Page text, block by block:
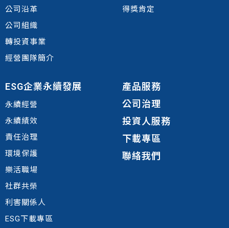
公司沿革
公司組織
轉投資事業
經營團隊簡介
得獎肯定
ESG企業永續發展
永續經營
永續績效
責任治理
環境保護
樂活職場
社群共榮
利害關係人
ESG下載專區
產品服務
公司治理
投資人服務
下載專區
聯絡我們